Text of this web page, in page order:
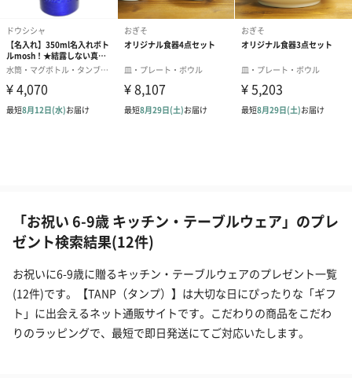
「お祝い 6-9歳 キッチン・テーブルウェア」のプレ
ゼント検索結果(12件)
お祝いに6-9歳に贈るキッチン・テーブルウェアのプレゼント一覧
(12件)です。【TANP（タンプ）】は大切な日にぴったりな「ギフ
ト」に出会えるネット通販サイトです。こだわりの商品をこだわ
りのラッピングで、最短で即日発送にてご対応いたします。